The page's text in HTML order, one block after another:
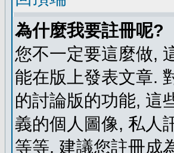
為什麼我要註冊呢?
您不一定要這麼做,
能在版上發表文章.
的討論版的功能, 這
義的個人圖像, 私人
等等. 建議您註冊成